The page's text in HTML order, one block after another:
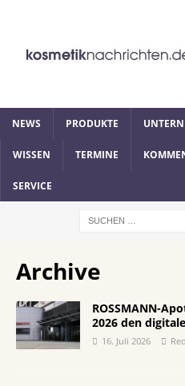
NEWS PRODUKTE
WISSEN TERMINE
SERVICE
Archive
ROSSMANN-
2026 den
16. Juli 2026